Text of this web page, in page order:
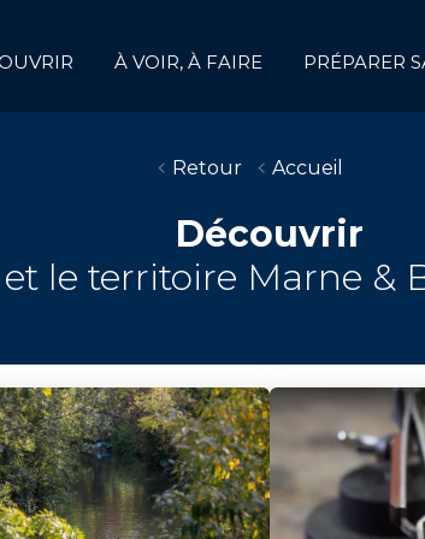
À VOIR, À FAIRE PRÉPARER
Retour Accueil
Découvrir
et le territoire Marne &